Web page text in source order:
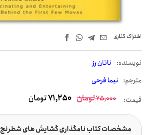
اشتراک‌ گذاری
نويسنده: ناتان رز
مترجم: نیما فرحی
قیمت: 75,000تومان 71,250تومان
مشخصات کتاب نامگذاری گشایش های شطرنج